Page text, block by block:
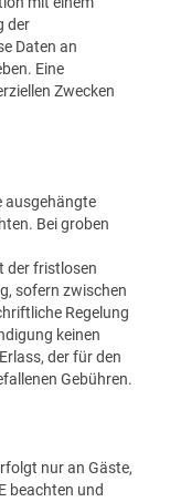
der
Daten an
Eine
Zwecken
ausgehängte
Bei groben
der fristlosen
sofern zwischen
Regelung
keinen
der für den
Gebühren.
nur an Gäste,
beachten und